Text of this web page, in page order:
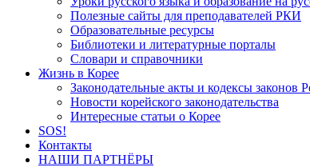
Полезные сайты для преподавателей РКИ
Образовательные ресурсы
Библиотеки и литературные порталы
Словари и справочники
Жизнь в Корее
Законодательные акты и кодексы законов
Новости корейского законодательства
Интересные статьи о Корее
SOS!
Контакты
НАШИ ПАРТНЁРЫ